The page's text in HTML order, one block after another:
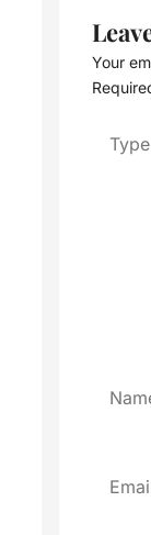
Your
Type
here..
Name*
Email*